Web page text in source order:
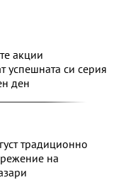
акции
успешната си серия
ден
традиционно
на